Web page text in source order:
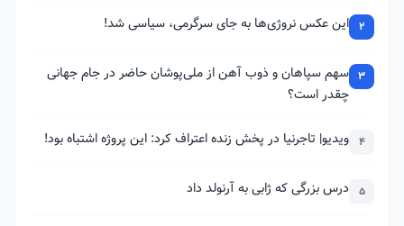
2 این عکس نروژی‌ها به جای سرگرمی، سیاسی شد!
3 سهم سپاهان و ذوب آهن از ملی‌پوشان حاضر در جام جهانی
چقدر است؟
4 ویدیو| تاجرنیا در پخش زنده اعتراف کرد: این پروژه اشتباه بود!
5 درس بزرگی که ژابی به آرنولد داد